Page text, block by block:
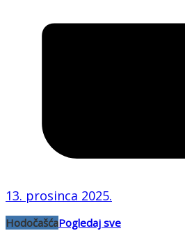
13. prosinca 2025.
HodočašćaPogledaj sve